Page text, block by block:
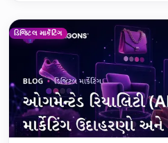
ડિજિટલ માર્કેટિંગ